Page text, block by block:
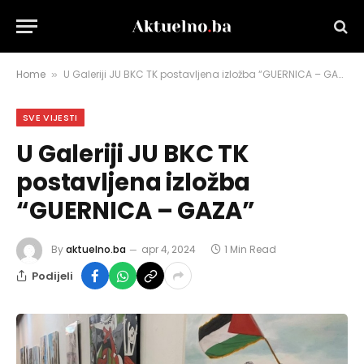
Home » U Galeriji JU BKC TK postavljena izložba “GUERNICA – GAZA”
SVE VIJESTI
U Galeriji JU BKC TK
postavljena izložba
“GUERNICA – GAZA”
Byaktuelno.ba apr 4, 2024 1 Min Read
Podijeli